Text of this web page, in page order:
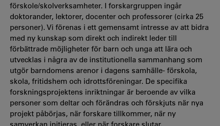
förskole/skolverksamheter. I forskargruppen ingår
doktorander, lektorer, docenter och professorer (cirka 25
personer). Vi förenas i ett gemensamt intresse av att bidra
med ny kunskap som direkt och indirekt leder till
förbättrade möjligheter för barn och unga att lära och
utvecklas i några av de institutionella sammanhang som
utgör barndomens arenor i dagens samhälle- förskola,
skola, fritidshem och idrottsföreningar. De specifika
forskningsprojektens inriktningar är beroende av vilka
personer som deltar och förändras och förskjuts när nya
projekt påbörjas, när forskare tillkommer, när ny
samverkan initieras eller när forskare slutar.